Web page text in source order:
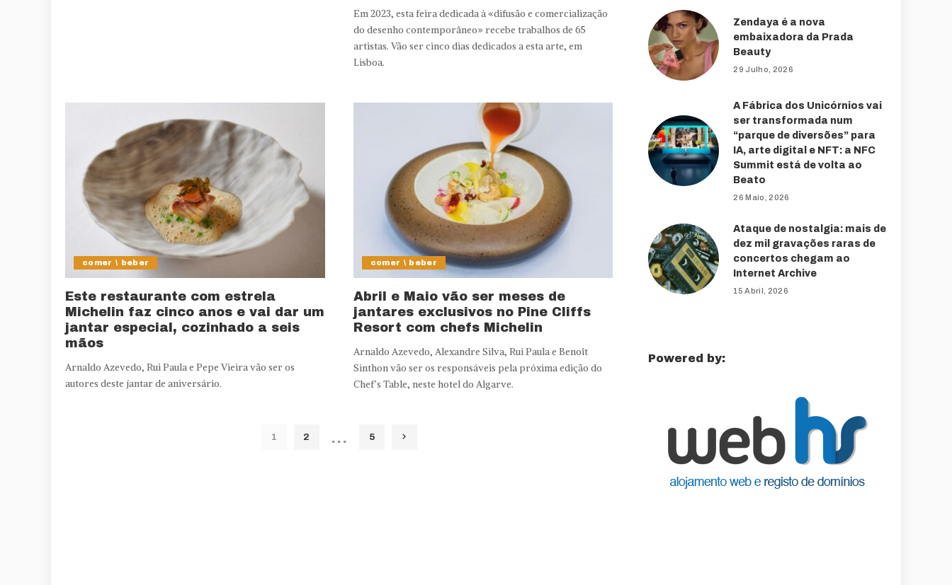
Em 2023, esta feira dedicada à «difusão e comercialização
do desenho contemporâneo» recebe trabalhos de 65
artistas. Vão ser cinco dias dedicados a esta arte, em
Lisboa.
comer \ beber
Este restaurante com estrela
Michelin faz cinco anos e vai dar um
jantar especial, cozinhado a seis
mãos
Arnaldo Azevedo, Rui Paula e Pepe Vieira vão ser os
autores deste jantar de aniversário.
comer \ beber
Abril e Maio vão ser meses de
jantares exclusivos no Pine Cliffs
Resort com chefs Michelin
Arnaldo Azevedo, Alexandre Silva, Rui Paula e Benoît
Sinthon vão ser os responsáveis pela próxima edição do
Chef’s Table, neste hotel do Algarve.
1 2 … 5
Zendaya é a nova
embaixadora da Prada
Beauty
29 Julho, 2026
A Fábrica dos Unicórnios vai
ser transformada num
“parque de diversões” para
IA, arte digital e NFT: a NFC
Summit está de volta ao
Beato
26 Maio, 2026
Ataque de nostalgia: mais de
dez mil gravações raras de
concertos chegam ao
Internet Archive
15 Abril, 2026
Powered by: